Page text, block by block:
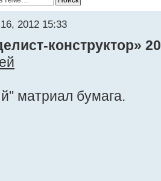
2012 15:33
конструктор»
матриал бумага.